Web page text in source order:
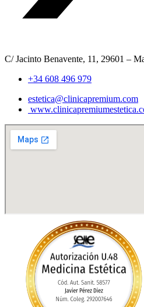
C/ Jacinto Benavente, 11, 29601 –
+34 608 496 979
estetica@clinicapremium.com